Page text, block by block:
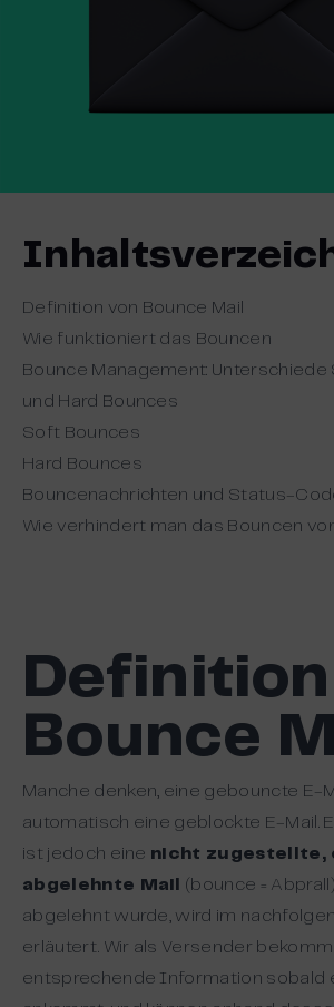
Definition von Bounce Mail
Wie funktioniert das Bouncen
Bounce Management: Unterschiede
und Hard Bounces
Soft Bounces
Hard Bounces
Bouncenachrichten und Status-
Wie verhindert man das Bouncen
Bounce
Manche denken, eine gebouncte E-
automatisch eine geblockte E-Mail.
ist jedoch eine nicht zugestellte,
abgelehnte Mail
(bounce =
abgelehnt wurde, wird im
erläutert. Wir als Versender
entsprechende Information sobald